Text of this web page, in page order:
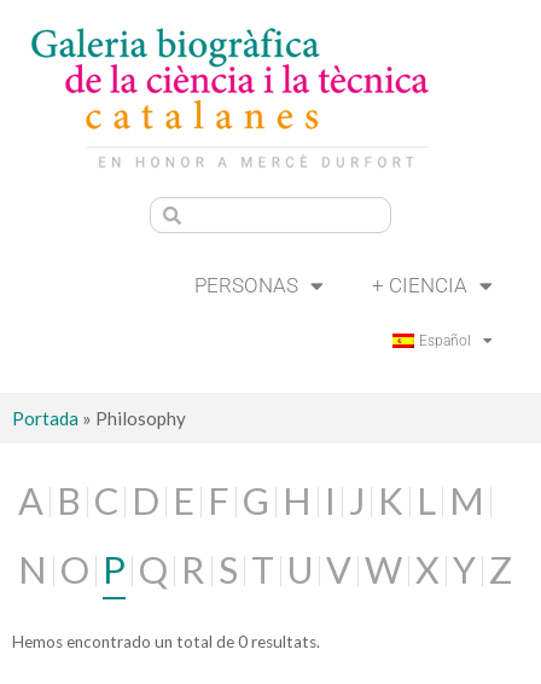
PERSONAS + CIENCIA
Español
Portada » Philosophy
A B C D E F G H I J K L M
N O P Q R S T U V W X Y Z
Hemos encontrado un total de 0 resultats.